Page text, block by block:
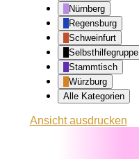
Nürnberg
Regensburg
Schweinfurt
Selbsthilfegruppe
Stammtisch
Würzburg
Alle Kategorien
Ansichtausdrucken